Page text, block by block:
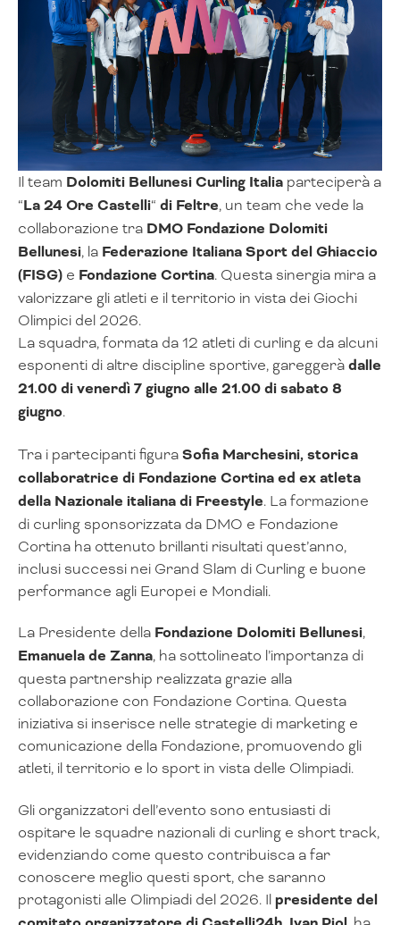
Il team Dolomiti Bellunesi Curling Italia parteciperà a
“La 24 Ore Castelli“ di Feltre, un team che vede la
collaborazione tra DMO Fondazione Dolomiti
Bellunesi, la Federazione Italiana Sport del Ghiaccio
(FISG) e Fondazione Cortina. Questa sinergia mira a
valorizzare gli atleti e il territorio in vista dei Giochi
Olimpici del 2026.
La squadra, formata da 12 atleti di curling e da alcuni
esponenti di altre discipline sportive, gareggeràdalle
21.00 di venerdì 7 giugno alle 21.00 di sabato 8
giugno.
Tra i partecipanti figuraSofia Marchesini, storica
collaboratrice di Fondazione Cortina ed ex atleta
della Nazionale italiana di Freestyle. La formazione
di curling sponsorizzata da DMO e Fondazione
Cortina ha ottenuto brillanti risultati quest’anno,
inclusi successi nei Grand Slam di Curling e buone
performance agli Europei e Mondiali.
La Presidente della Fondazione Dolomiti Bellunesi,
Emanuela de Zanna, ha sottolineato l’importanza di
questa partnership realizzata grazie alla
collaborazione con Fondazione Cortina. Questa
iniziativa si inserisce nelle strategie di marketing e
comunicazione della Fondazione, promuovendo gli
atleti, il territorio e lo sport in vista delle Olimpiadi.
Gli organizzatori dell’evento sono entusiasti di
ospitare le squadre nazionali di curling e short track,
evidenziando come questo contribuisca a far
conoscere meglio questi sport, che saranno
protagonisti alle Olimpiadi del 2026. Ilpresidente del